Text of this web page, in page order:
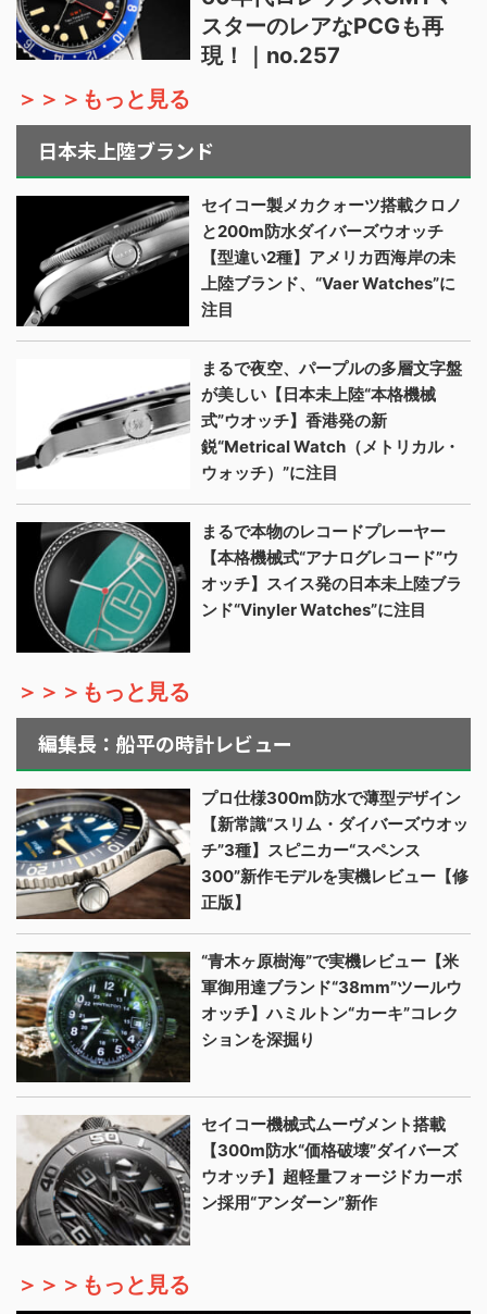
スターのレアなPCGも再
現！｜no.257
＞＞＞もっと見る
日本未上陸ブランド
セイコー製メカクォーツ搭載クロノ
と200m防水ダイバーズウオッチ
【型違い2種】アメリカ西海岸の未
上陸ブランド、“Vaer Watches”に
注目
まるで夜空、パープルの多層文字盤
が美しい【日本未上陸“本格機械
式”ウオッチ】香港発の新
鋭“Metrical Watch（メトリカル・
ウォッチ）”に注目
まるで本物のレコードプレーヤー
【本格機械式“アナログレコード”ウ
オッチ】スイス発の日本未上陸ブラ
ンド“Vinyler Watches”に注目
＞＞＞もっと見る
編集長：船平の時計レビュー
プロ仕様300m防水で薄型デザイン
【新常識“スリム・ダイバーズウオッ
チ”3種】スピニカー“スペンス
300”新作モデルを実機レビュー【修
正版】
“青木ヶ原樹海”で実機レビュー【米
軍御用達ブランド“38mm”ツールウ
オッチ】ハミルトン“カーキ”コレク
ションを深掘り
セイコー機械式ムーヴメント搭載
【300m防水“価格破壊”ダイバーズ
ウオッチ】超軽量フォージドカーボ
ン採用“アンダーン”新作
＞＞＞もっと見る